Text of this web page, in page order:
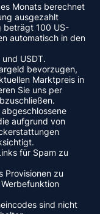
Monats berechnet
ausgezahlt
beträgt 100 US-
automatisch in den
und USDT.
bevorzugen,
Marktpreis in
Sie uns per
aufgrund von
für Spam zu
Provisionen zu
sind nicht